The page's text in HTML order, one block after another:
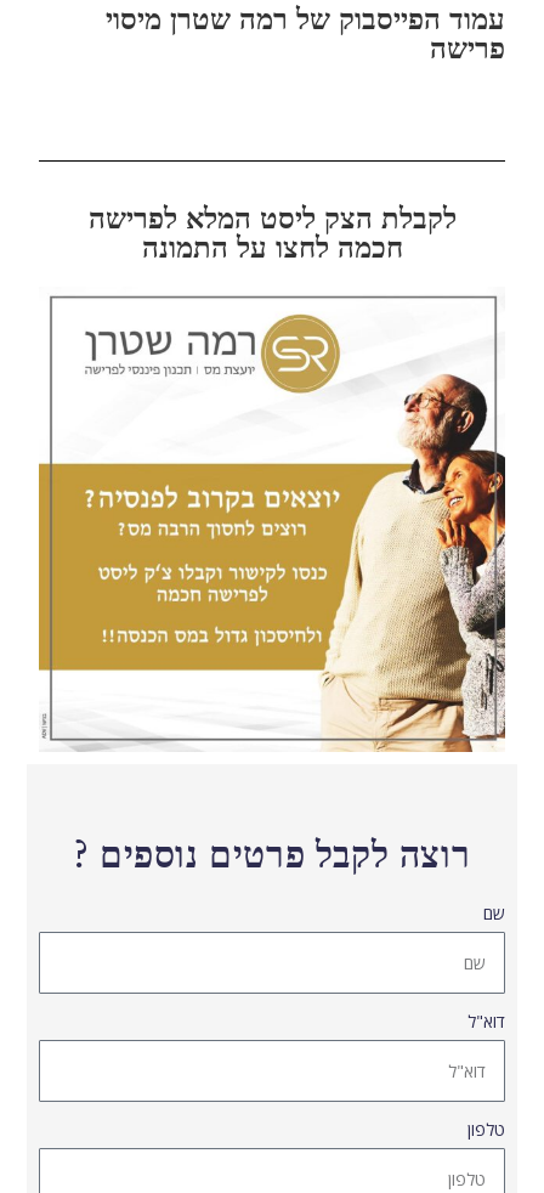
עמוד הפייסבוק של רמה שטרן מיסוי
פרישה
לקבלת הצק ליסט המלא לפרישה
חכמה לחצו על התמונה
רוצה לקבל פרטים נוספים ?
שם
דוא"ל
טלפון